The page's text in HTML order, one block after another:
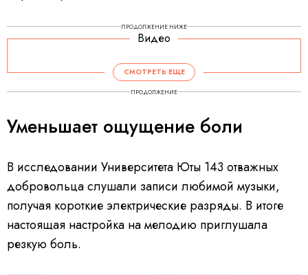
ПРОДОЛЖЕНИЕ НИЖЕ
Видео
СМОТРЕТЬ ЕЩЕ
ПРОДОЛЖЕНИЕ
Уменьшает ощущение боли
В исследовании Университета Юты 143 отважных
добровольца слушали записи любимой музыки,
получая короткие электрические разряды. В итоге
настоящая настройка на мелодию приглушала
резкую боль.